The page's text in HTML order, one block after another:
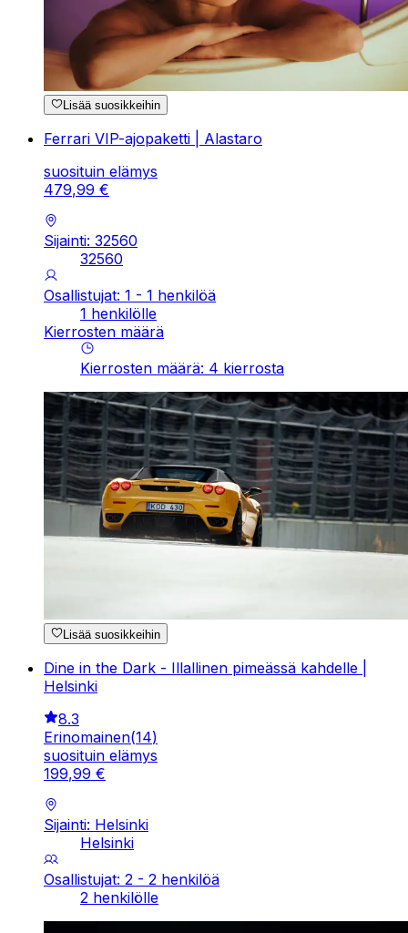
Lisää suosikkeihin
Ferrari VIP-ajopaketti | Alastaro
suosituin elämys
479,99 €
Sijainti: 32560
32560
Osallistujat: 1 - 1 henkilöä
1 henkilölle
Kierrosten määrä
Kierrosten määrä: 4 kierrosta
Lisää suosikkeihin
Dine in the Dark - Illallinen pimeässä kahdelle |
Helsinki
8.3
Erinomainen(14)
suosituin elämys
199,99 €
Sijainti: Helsinki
Helsinki
Osallistujat: 2 - 2 henkilöä
2 henkilölle